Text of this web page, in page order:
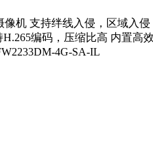
支持绊线入侵，区域入
H.265编码，压缩比高 内置
4G-SA-IL